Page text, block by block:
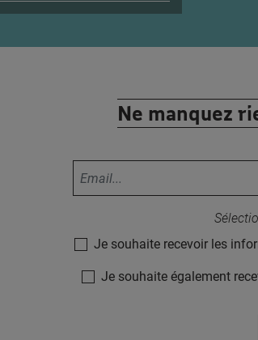
Ne manquez
Je souhaite recevoir les
Je souhaite également